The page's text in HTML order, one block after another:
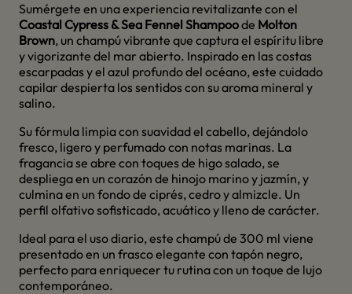
Sumérgete en una experiencia revitalizante con el
Coastal Cypress & Sea Fennel Shampoode Molton
Brown, un champú vibrante que captura el espíritu libre
y vigorizante del mar abierto. Inspirado en las costas
escarpadas y el azul profundo del océano, este cuidado
capilar despierta los sentidos con su aroma mineral y
salino.
Su fórmula limpia con suavidad el cabello, dejándolo
fresco, ligero y perfumado con notas marinas. La
fragancia se abre con toques de higo salado, se
despliega en un corazón de hinojo marino y jazmín, y
culmina en un fondo de ciprés, cedro y almizcle. Un
perfil olfativo sofisticado, acuático y lleno de carácter.
Ideal para el uso diario, este champú de 300 ml viene
presentado en un frasco elegante con tapón negro,
perfecto para enriquecer tu rutina con un toque de lujo
contemporáneo.